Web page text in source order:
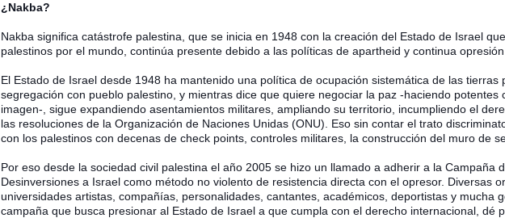
¿Nakba?
Nakba significa catástrofe palestina, que se inicia en 1948 con la creación del Estado de Israel
palestinos por el mundo, continúa presente debido a las políticas de apartheid y continua
El Estado de Israel desde 1948 ha mantenido una política de ocupación sistemática de las tierras
segregación con pueblo palestino, y mientras dice que quiere negociar la paz -haciendo potentes
imagen-, sigue expandiendo asentamientos militares, ampliando su territorio, incumpliendo el
las resoluciones de la Organización de Naciones Unidas (ONU). Eso sin contar el trato
con los palestinos con decenas de check points, controles militares, la construcción del muro de
Por eso desde la sociedad civil palestina el año 2005 se hizo un llamado a adherir a la Campaña
Desinversiones a Israel como método no violento de resistencia directa con el opresor. Diversas
universidades artistas, compañías, personalidades, cantantes, académicos, deportistas y mucha
campaña que busca presionar al Estado de Israel a que cumpla con el derecho internacional, dé